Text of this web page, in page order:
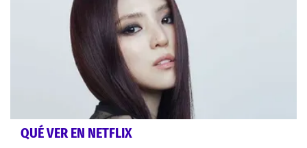
QUÉ VER EN NETFLIX